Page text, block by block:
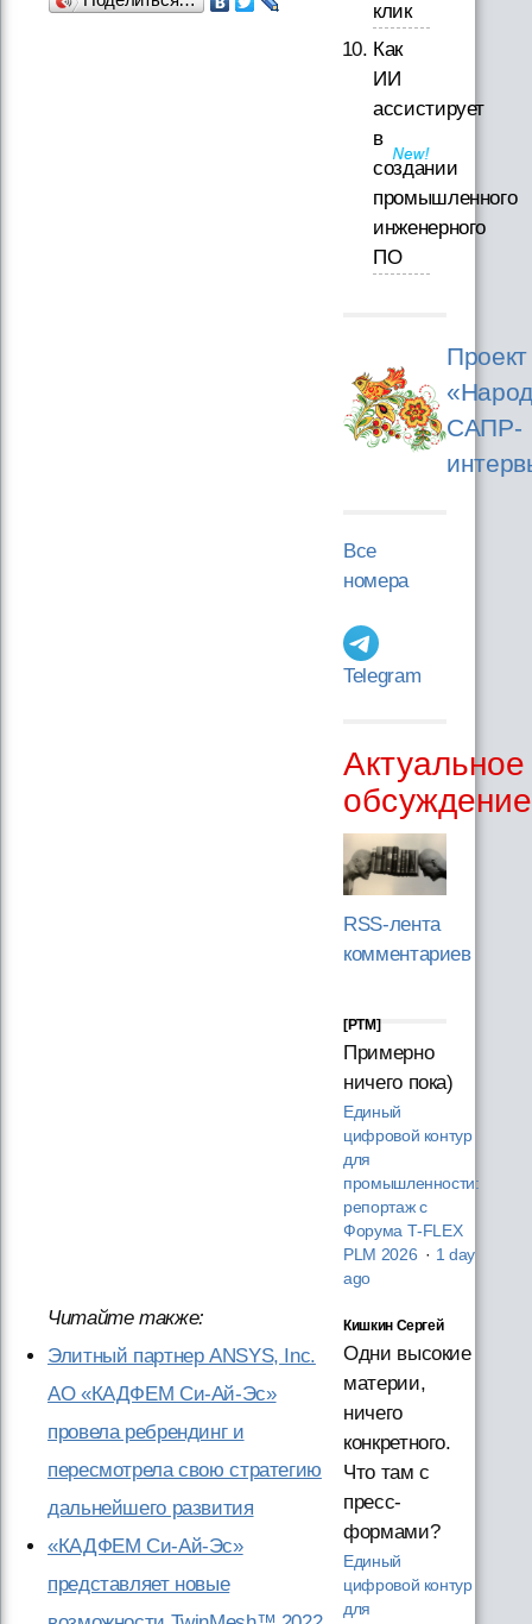
Читайте также:
Элитный партнер ANSYS, Inc.
АО «КАДФЕМ Си-Ай-Эс»
провела ребрендинг и
пересмотрела свою стратегию
дальнейшего развития
«КАДФЕМ Си-Ай-Эс»
представляет новые
клик
Как
ИИ
ассистирует
в
создании
промышленного
инженерного
ПО
Проект
САПР-
Все
номера
Telegram
Актуальное
обсуждение
RSS-лента
комментариев
[PTM]
Примерно
ничего пока)
Единый
цифровой контур
для
промышленности:
репортаж с
Форума T‑FLEX
PLM 2026 · 1 day
ago
Кишкин Сергей
Одни высокие
материи,
ничего
конкретного.
Что там с
пресс-
формами?
Единый
цифровой контур
для